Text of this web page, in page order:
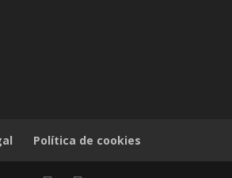
Política de cookies